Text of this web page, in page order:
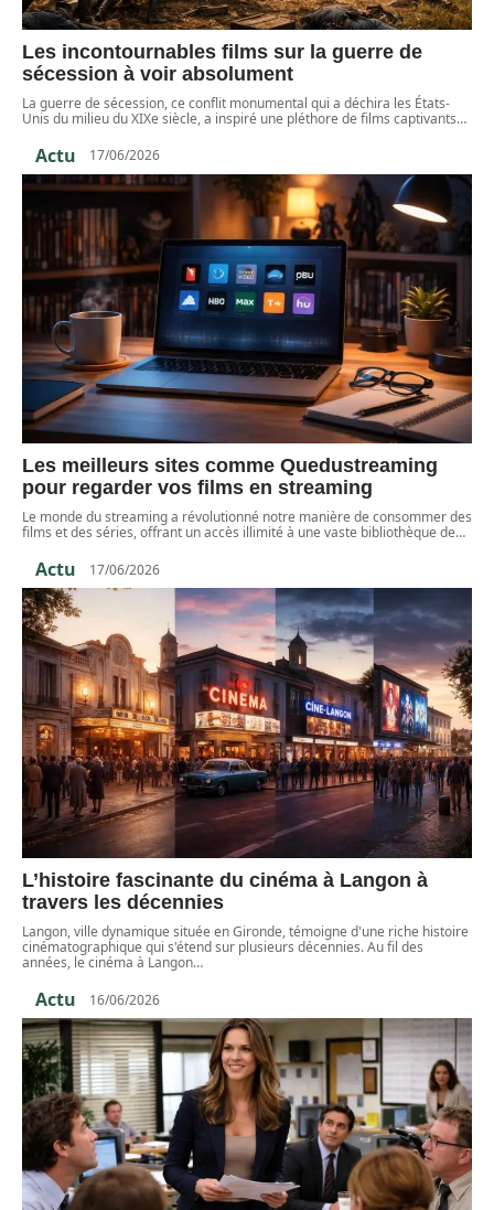
Les incontournables films sur la guerre de
sécession à voir absolument
La guerre de sécession, ce conflit monumental qui a déchira les États-
Unis du milieu du XIXe siècle, a inspiré une pléthore de films captivants…
Actu 17/06/2026
Les meilleurs sites comme Quedustreaming
pour regarder vos films en streaming
Le monde du streaming a révolutionné notre manière de consommer des
films et des séries, offrant un accès illimité à une vaste bibliothèque de…
Actu 17/06/2026
L’histoire fascinante du cinéma à Langon à
travers les décennies
Langon, ville dynamique située en Gironde, témoigne d'une riche histoire
cinématographique qui s'étend sur plusieurs décennies. Au fil des
années, le cinéma à Langon…
Actu 16/06/2026